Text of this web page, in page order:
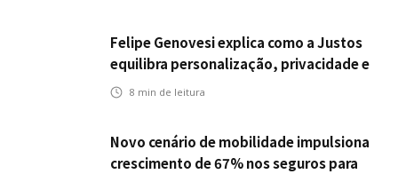
Felipe Genovesi explica como a Justos
equilibra personalização, privacidade e
tecnologia
8 min de leitura
Novo cenário de mobilidade impulsiona
crescimento de 67% nos seguros para